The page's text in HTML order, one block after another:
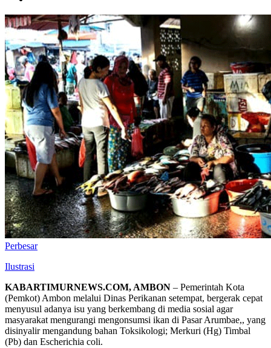
Perbesar
Ilustrasi
KABARTIMURNEWS.COM, AMBON – Pemerintah Kota
(Pemkot) Ambon melalui Dinas Perikanan setempat, bergerak cepat
menyusul adanya isu yang berkembang di media sosial agar
masyarakat mengurangi mengonsumsi ikan di Pasar Arumbae,, yang
disinyalir mengandung bahan Toksikologi; Merkuri (Hg) Timbal
(Pb) dan Escherichia coli.